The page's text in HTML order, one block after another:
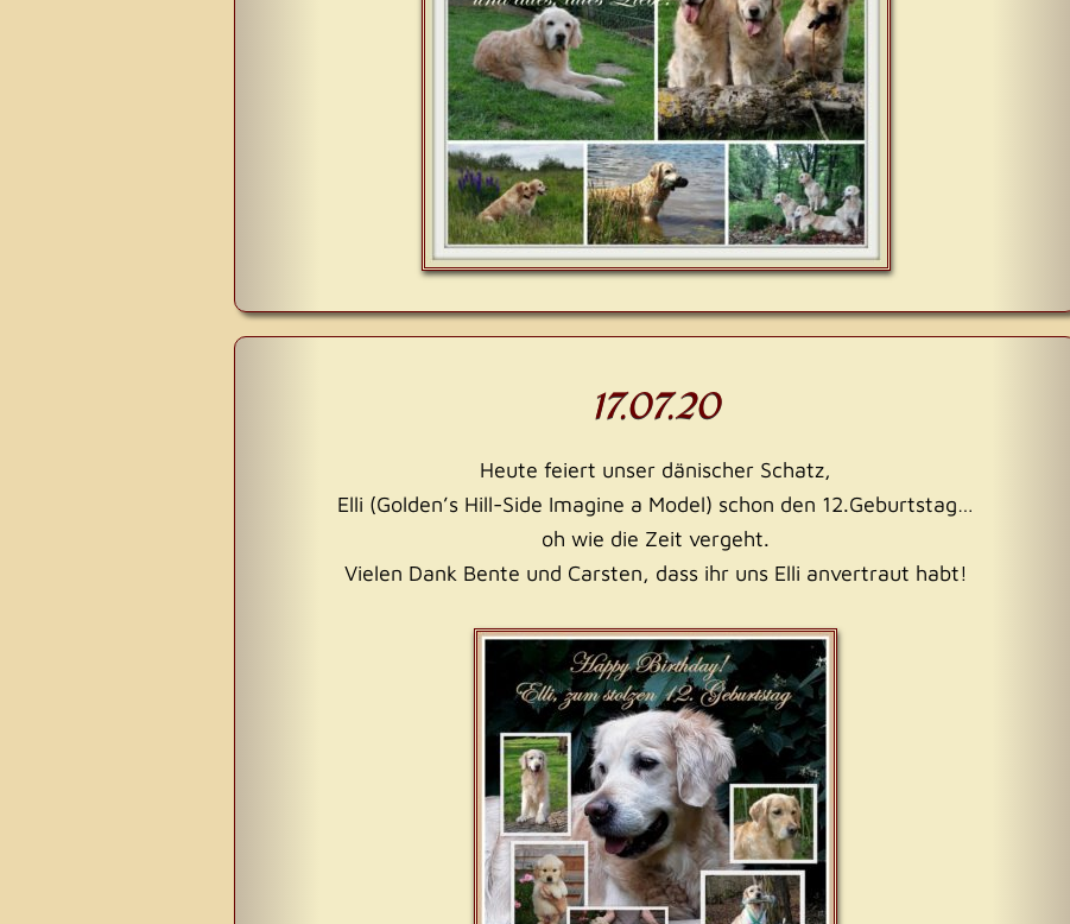
17.07.20
Heute feiert unser dänischer Schatz,
Elli (Golden’s Hill-Side Imagine a Model) schon den 12.Geburtstag…
oh wie die Zeit vergeht.
Vielen Dank Bente und Carsten, dass ihr uns Elli anvertraut habt!